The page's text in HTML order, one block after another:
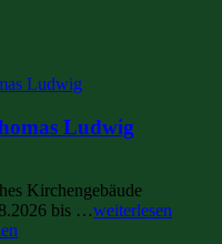
Ludwig
Kirchengebäude
bis …weiterlesen